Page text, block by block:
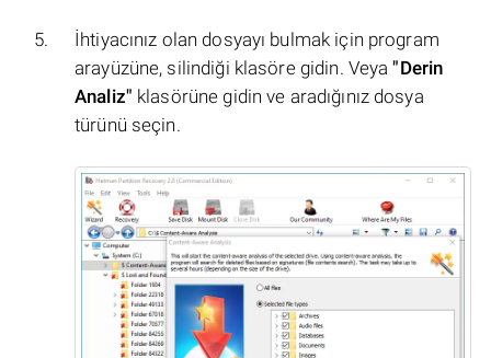
İhtiyacınız olan dosyayı bulmak için program
arayüzüne, silindiği klasöre gidin. Veya"Derin
Analiz" klasörüne gidin ve aradığınız dosya
türünü seçin.